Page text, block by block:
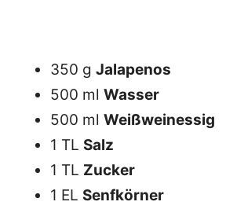
350 g Jalapenos
500 ml Wasser
500 ml Weißweinessig
1 TL Salz
1 TL Zucker
1 EL Senfkörner